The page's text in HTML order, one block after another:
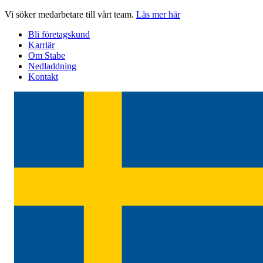
Hoppa
innehåll
Vi söker medarbetare till vårt team. Läs mer här
Bli företagskund
Karriär
Om Stabe
Nedladdning
Kontakt